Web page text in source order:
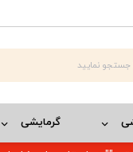
گرمایشی